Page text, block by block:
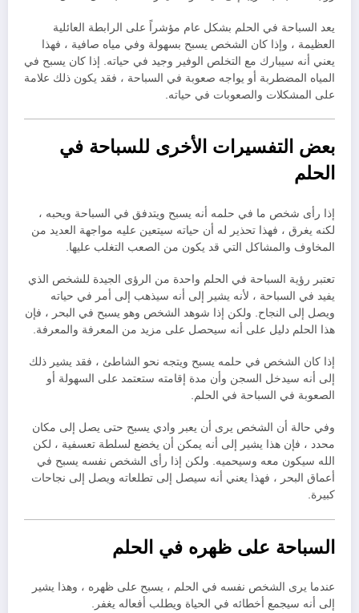
يعد السباحة في الحلم بشكل عام مؤشراً على الرابطة العائلية
العظيمة ، وإذا كان الشخص يسبح بسهولة وفي مياه صافية ، فهذا
يعني أنه سيبارك مع التخلص الوفير وجيد في حياته. إذا كان يسبح في
المياه المضطربة أو يواجه صعوبة في السباحة ، فقد يكون ذلك علامة
على المشكلات والصعوبات في حياته.
بعض التفسيرات الأخرى للسباحة في
الحلم
إذا رأى شخص ما في حلمه أنه يسبح ويتدفق في السباحة ويحبه ،
لكنه يغرق ، فهذا تحذير له أن حياته سيتعين عليه مواجهة العديد من
المخاوف والمشاكل التي قد يكون من الصعب التغلب عليها.
تعتبر رؤية السباحة في الحلم واحدة من الرؤى الجيدة للشخص الذي
يفيد في السباحة ، لأنه يشير إلى أنه سيذهب إلى أمر في حياته
ويصل إلى النجاح. ولكن إذا شوهد الشخص وهو يسبح في البحر ، فإن
هذا الحلم دليل على أنه سيحصل على مزيد من المعرفة والمعرفة.
إذا كان الشخص في حلمه يسبح ويتجه نحو الشاطئ ، فقد يشير ذلك
إلى أنه سيدخل السجن وأن مدة إقامته ستعتمد على السهولة أو
الصعوبة في السباحة في الحلم.
وفي حالة أن الشخص يرى أن يعبر وادي يسبح حتى يصل إلى مكان
محدد ، فإن هذا يشير إلى أنه يمكن أن يخضع لسلطة تعسفية ، لكن
الله سيكون معه وسيحميه. ولكن إذا رأى الشخص نفسه يسبح في
أعماق البحر ، فهذا يعني أنه سيصل إلى تطلعاته ويصل إلى نجاحات
كبيرة.
السباحة على ظهره في الحلم
عندما يرى الشخص نفسه في الحلم ، يسبح على ظهره ، وهذا يشير
إلى أنه سيجمع أخطائه في الحياة ويطلب أفعاله يغفر.